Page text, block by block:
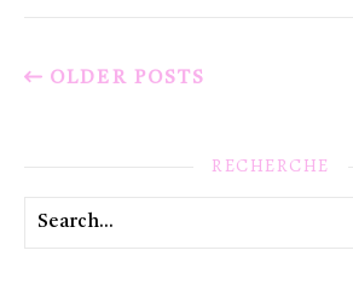
OLDER POSTS
RECHERCHE